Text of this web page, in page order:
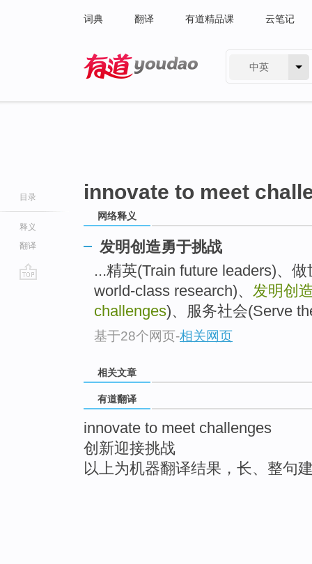
词典 翻译 有道精品课 云笔记
中英
目录
释义
翻译
innovate to meet
网络释义
发明创造勇于挑战
...精英(Train future leaders)、
world-class research)、 发明创
challenges)、服务社会(Serve
基于28个网页-相关网页
相关文章
有道翻译
innovate to meet challenges
创新迎接挑战
以上为机器翻译结果，长、整句